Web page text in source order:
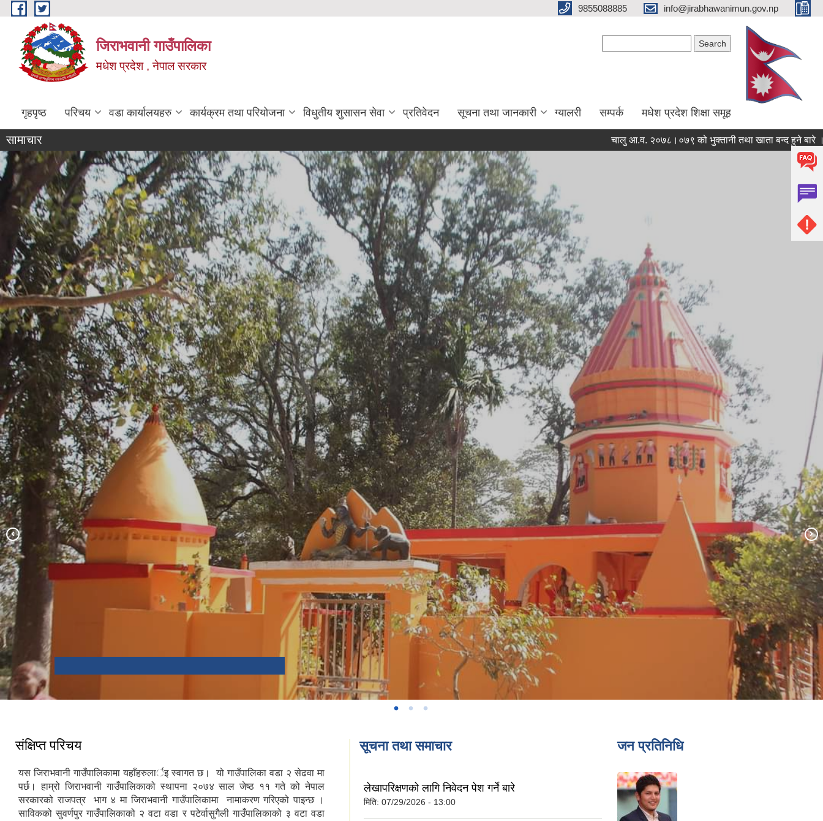
Skip to main content 9855088885 info@jirabhawanimun.gov.np
जिराभवानी गाउँपालिका
मधेश प्रदेश , नेपाल सरकार
गृहपृष्ठ परिचय वडा कार्यालयहरु कार्यक्रम तथा परियोजना विधुतीय शुसासन सेवा प्रतिवेदन सूचना तथा जानकारी ग्यालरी सम्पर्क मधेश प्रदेश शिक्षा समूह
सामाचार चालु आ.व. २०७८।०७९ को भुक्तानी तथा खाता बन्द हुने बारे ।
…
संक्षिप्त परिचय
यस जिराभवानी गाउँपालिकामा यहाँहरुलार्इ स्वागत छ। यो गाउँपालिका वडा २ सेढवा मा
पर्छ। हाम्रो जिराभवानी गाउँपालिकाको स्थापना २०७४ साल जेष्ठ ११ गते को नेपाल
सरकारको राजपत्र भाग ४ मा जिराभवानी गाउँपालिकामा नामाकरण गरिएको पाइन्छ ।
साविकको सुवर्णपुर गाउँपालिकाको २ वटा वडा र पटेर्वासुगैली गाउँपालिकाको ३ वटा वडा
सूचना तथा समाचार
लेखापरिक्षणको लागि निवेदन पेश गर्ने बारे
मिति: 07/29/2026 - 13:00
जन प्रतिनिधि